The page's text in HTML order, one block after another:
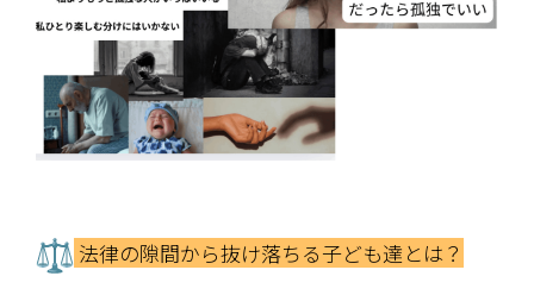
法律の隙間から抜け落ちる子ども達とは？